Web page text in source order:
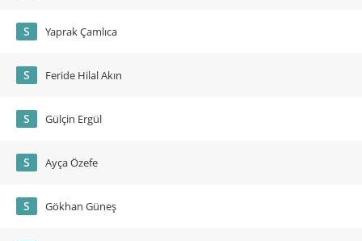
S Yaprak Çamlıca
S Feride Hilal Akın
S Gülçin Ergül
S Ayça Özefe
S Gökhan Güneş